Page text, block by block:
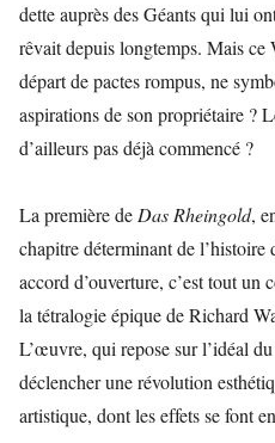
dette auprès des Géants qui lui
rêvait depuis longtemps. Mais ce
départ de pactes rompus, ne
aspirations de son propriétaire ?
d’ailleurs pas déjà commencé ?
La première de Das Rheingold,
chapitre déterminant de l’histoire
accord d’ouverture, c’est tout un
la tétralogie épique de Richard
L’œuvre, qui repose sur l’idéal du
déclencher une révolution
artistique, dont les effets se font